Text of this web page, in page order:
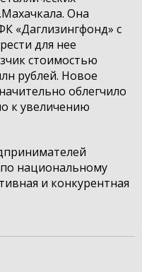
Она
«Даглизингфонд» с
для нее
стоимостью
рублей. Новое
облегчило
к увеличению
по национальному
и конкурентная